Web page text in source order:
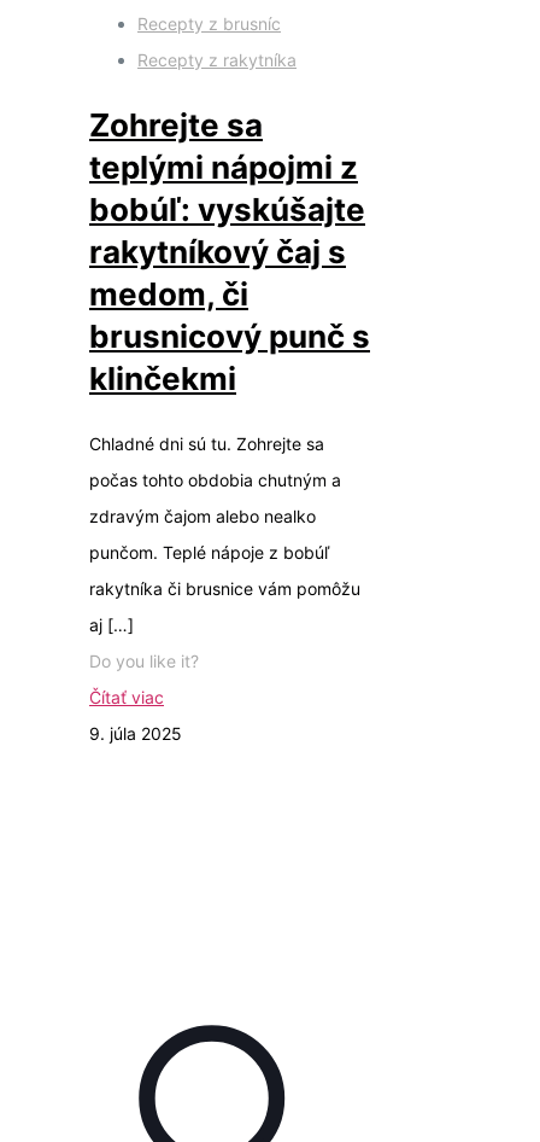
Recepty z brusníc
Recepty z rakytníka
Zohrejte sa
teplými nápojmi z
bobúľ: vyskúšajte
rakytníkový čaj s
medom, či
brusnicový punč s
klinčekmi
Chladné dni sú tu. Zohrejte sa
počas tohto obdobia chutným a
zdravým čajom alebo nealko
punčom. Teplé nápoje z bobúľ
rakytníka či brusnice vám pomôžu
aj […]
Do you like it?
Čítať viac
9. júla 2025